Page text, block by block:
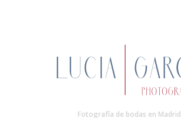
Fotografía de bodas en Madrid